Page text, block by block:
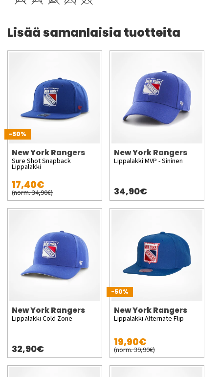
Lisää samanlaisia tuotteita
-50%
New York Rangers
Sure Shot Snapback
Lippalakki
17,40€
(norm. 34,90€)
New York Rangers
Lippalakki MVP - Sininen
34,90€
New York Rangers
Lippalakki Cold Zone
32,90€
-50%
New York Rangers
Lippalakki Alternate Flip
19,90€
(norm. 39,90€)